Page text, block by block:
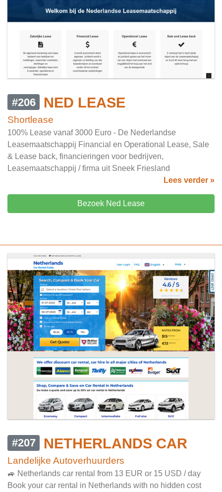
#206 NED LEASE
Shortlease
100% Lease vanaf 3000 Euro - De Nederlandse
Leasemaatschappij Financial en Operational Lease, Sale
& Lease back, financieringen voor bedrijven,
Leasemaatschappij / firma uit Sneek Friesland
Lees verder »
Bezoek Ned Lease
#207 NETHERLANDS CAR
Landelijke Autoverhuurders
🚙 Netherlands car rental from 13 EUR or 15 USD / day
Book your car rental in Netherlands with no hidden cost